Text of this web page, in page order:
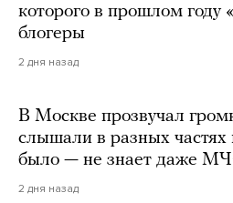
которого в прошлом году
блогеры
2 дня назад
В Москве прозвучал
слышали в разных частях
было — не знает даже
2 дня назад